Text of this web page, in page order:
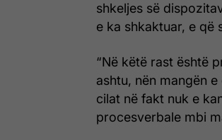
shkeljes së
e ka shkaktuar, e që
“Në këtë rast është
ashtu, nën mangën
cilat në fakt nuk e
procesverbale mbi